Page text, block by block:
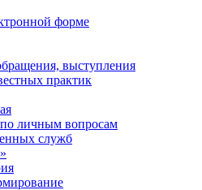
форме
выступления
практик
личным вопросам
служб